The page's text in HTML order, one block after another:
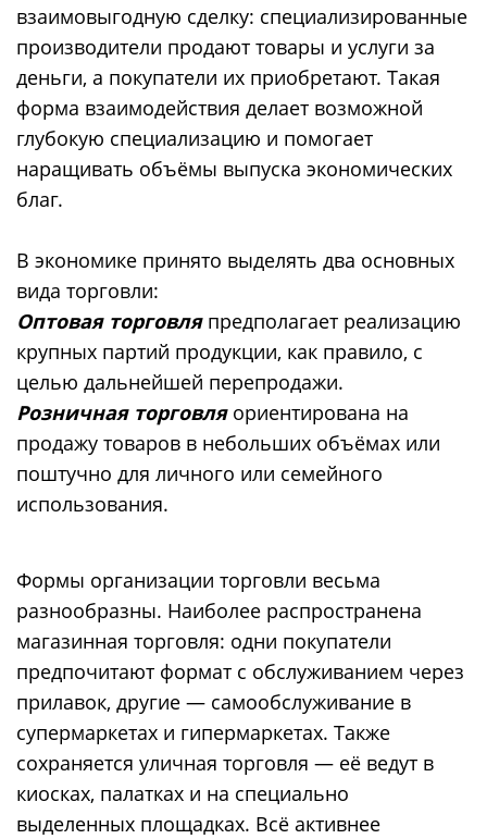
взаимовыгодную сделку: специализированные
производители продают товары и услуги за
деньги, а покупатели их приобретают. Такая
форма взаимодействия делает возможной
глубокую специализацию и помогает
наращивать объёмы выпуска экономических
благ.
В экономике принято выделять два основных
вида торговли:
Оптовая торговля предполагает реализацию
крупных партий продукции, как правило, с
целью дальнейшей перепродажи.
Розничная торговляориентирована на
продажу товаров в небольших объёмах или
поштучно для личного или семейного
использования.
Формы организации торговли весьма
разнообразны. Наиболее распространена
магазинная торговля: одни покупатели
предпочитают формат с обслуживанием через
прилавок, другие — самообслуживание в
супермаркетах и гипермаркетах. Также
сохраняется уличная торговля — её ведут в
киосках, палатках и на специально
выделенных площадках. Всё активнее